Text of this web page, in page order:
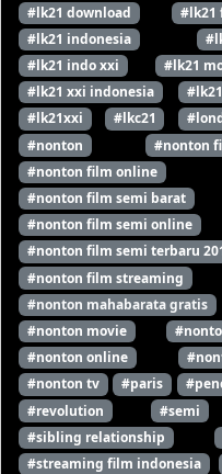
#lk21 download
#lk21
#lk21 indonesia
#lk21 indo xxi
#lk21
#lk21 xxi indonesia
#lk21xxi
#lkc21
#nonton
#nonton
#nonton film online
#nonton film semi barat
#nonton film semi online
#nonton film semi terbaru
#nonton film streaming
#nonton mahabarata gratis
#nonton movie
#nonton online
#nonton tv
#paris
#revolution
#semi
#sibling relationship
#streaming film indonesia